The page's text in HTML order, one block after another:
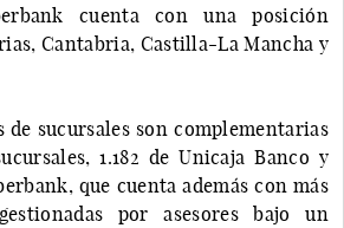
cuenta con una posición
Cantabria, Castilla-La Mancha y
de sucursales son complementarias
1.182 de Unicaja Banco y
que cuenta además con más
por asesores bajo un